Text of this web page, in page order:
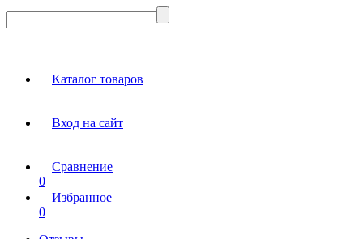
Каталог товаров
Вход на сайт
Сравнение
0
Избранное
0